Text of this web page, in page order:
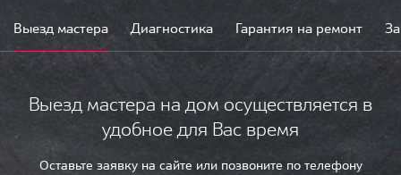
Выезд мастера Диагностика Гарантия на ремонт
Выезд мастера на дом осуществляется в
удобное для Вас время
Оставьте заявку на сайте или позвоните по телефону